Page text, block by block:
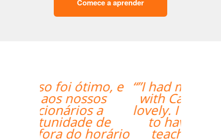
Comece a aprender
“”I had my second class
with Carol and it was
lovely. I am very happy
to have her as my
teacher and I am